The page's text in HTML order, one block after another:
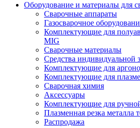
Оборудование и материалы для
Сварочные аппараты
Газосварочное
Комплектующие для
MIG
Сварочные материалы
Средства индивидуальной
Комплектующие для
Комплектующие для
Сварочная химия
Аксессуары
Комплектующие для
Плазменная резка
Распродажа